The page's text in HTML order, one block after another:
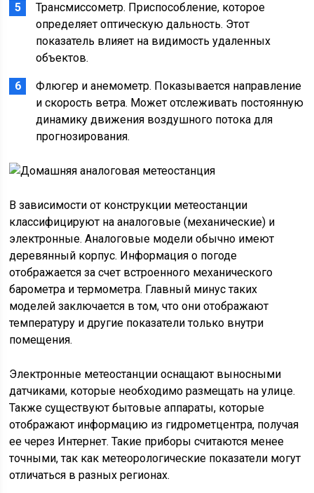
Трансмиссометр. Приспособление, которое
определяет оптическую дальность. Этот
показатель влияет на видимость удаленных
объектов.
Флюгер и анемометр. Показывается направление
и скорость ветра. Может отслеживать постоянную
динамику движения воздушного потока для
прогнозирования.
В зависимости от конструкции метеостанции
классифицируют на аналоговые (механические) и
электронные. Аналоговые модели обычно имеют
деревянный корпус. Информация о погоде
отображается за счет встроенного механического
барометра и термометра. Главный минус таких
моделей заключается в том, что они отображают
температуру и другие показатели только внутри
помещения.
Электронные метеостанции оснащают выносными
датчиками, которые необходимо размещать на улице.
Также существуют бытовые аппараты, которые
отображают информацию из гидрометцентра, получая
ее через Интернет. Такие приборы считаются менее
точными, так как метеорологические показатели могут
отличаться в разных регионах.